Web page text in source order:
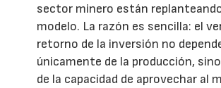
sector minero están
modelo. La razón es sencilla: el
retorno de la inversión no
únicamente de la producción,
de la capacidad de aprovechar al